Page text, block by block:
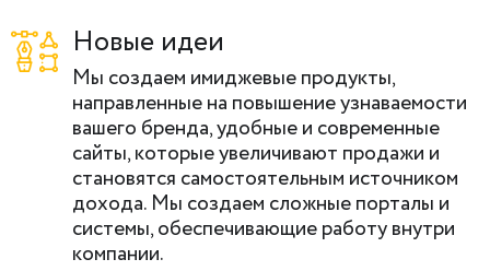
Новые идеи
Мы создаем имиджевые продукты,
направленные на повышение узнаваемости
вашего бренда, удобные и современные
сайты, которые увеличивают продажи и
становятся самостоятельным источником
дохода. Мы создаем сложные порталы и
системы, обеспечивающие работу внутри
компании.